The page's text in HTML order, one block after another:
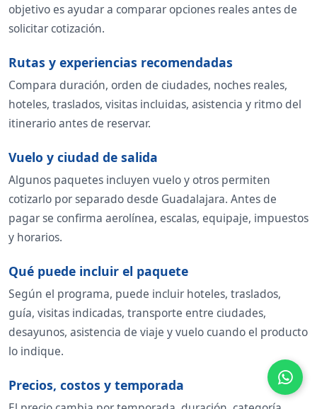
objetivo es ayudar a comparar opciones reales antes de
solicitar cotización.
Rutas y experiencias recomendadas
Compara duración, orden de ciudades, noches reales,
hoteles, traslados, visitas incluidas, asistencia y ritmo del
itinerario antes de reservar.
Vuelo y ciudad de salida
Algunos paquetes incluyen vuelo y otros permiten
cotizarlo por separado desde Guadalajara. Antes de
pagar se confirma aerolínea, escalas, equipaje, impuestos
y horarios.
Qué puede incluir el paquete
Según el programa, puede incluir hoteles, traslados,
guía, visitas indicadas, transporte entre ciudades,
desayunos, asistencia de viaje y vuelo cuando el producto
lo indique.
Precios, costos y temporada